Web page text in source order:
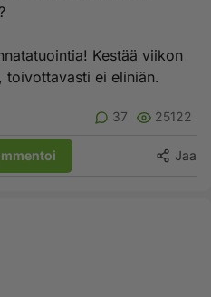
Kestää viikon
toivottavasti ei eliniän.
37 25122
Jaa